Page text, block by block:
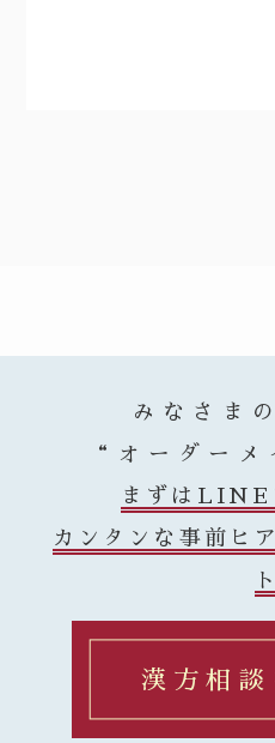
みなさま
“オーダーメ
まずはLINE
カンタンな事前ヒ
ト
漢方相談